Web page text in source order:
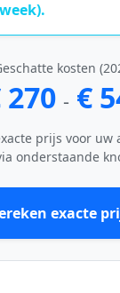
kosten
270 - €
prijs voor uw
onderstaande
exacte